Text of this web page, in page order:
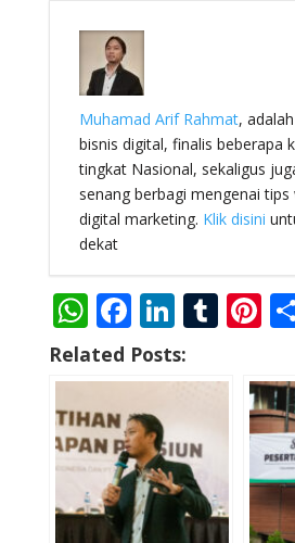
Muhamad Arif Rahmat,
bisnis digital, finalis beberapa
tingkat Nasional, sekaligus
senang berbagi mengenai tips
digital marketing. Klik disini
dekat
W
h
at
s
A
p
p
F
ac
e
b
o
o
k
Li
n
k
e
dI
n
T
m
Pi
er
e
st
Related Posts: